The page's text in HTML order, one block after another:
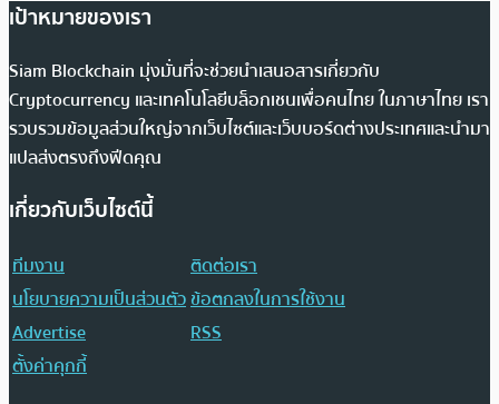
เป้าหมายของเรา
Siam Blockchain มุ่งมั่นที่จะช่วยนำเสนอสารเกี่ยวกับ
Cryptocurrency และเทคโนโลยีบล็อกเชนเพื่อคนไทย ในภาษาไทย เรา
รวบรวมข้อมูลส่วนใหญ่จากเว็บไซต์และเว็บบอร์ดต่างประเทศและนำมา
แปลส่งตรงถึงฟีดคุณ
เกี่ยวกับเว็บไซต์นี้
ทีมงาน
ติดต่อเรา
นโยบายความเป็นส่วนตัวข้อตกลงในการใช้งาน
Advertise
RSS
ตั้งค่าคุกกี้